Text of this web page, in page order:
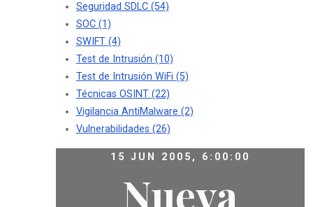
Seguridad SDLC (54)
SOC (1)
SWIFT (4)
Test de Intrusión (10)
Test de Intrusión WiFi (5)
Técnicas OSINT (22)
Vigilancia AntiMalware (2)
Vulnerabilidades (26)
15 JUN 2005, 6:00:00
Nueva